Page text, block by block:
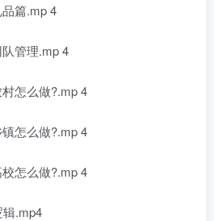
品篇.mp 4
队管理.mp 4
村怎么做?.mp 4
镇怎么做?.mp 4
校怎么做?.mp 4
辑.mp4